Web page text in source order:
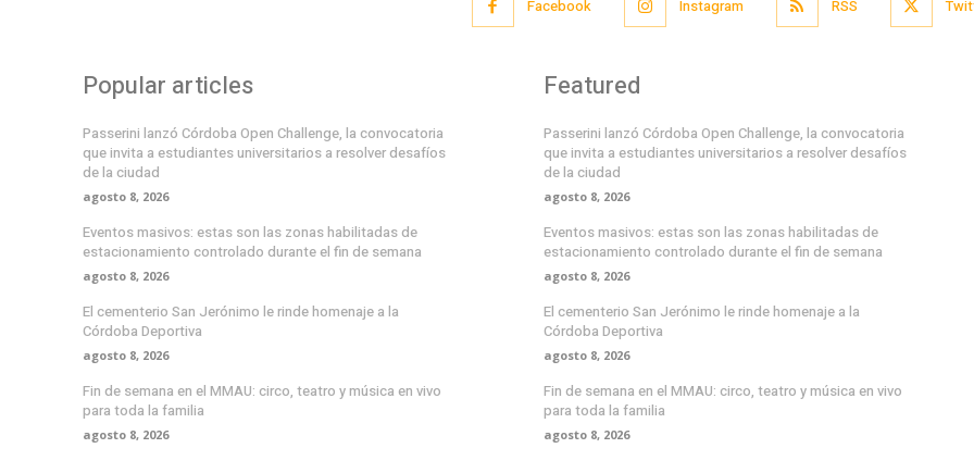
Facebook Instagram RSS
Popular articles
Passerini lanzó Córdoba Open Challenge, la convocatoria
que invita a estudiantes universitarios a resolver desafíos
de la ciudad
agosto 8, 2026
Eventos masivos: estas son las zonas habilitadas de
estacionamiento controlado durante el fin de semana
agosto 8, 2026
El cementerio San Jerónimo le rinde homenaje a la
Córdoba Deportiva
agosto 8, 2026
Fin de semana en el MMAU: circo, teatro y música en vivo
para toda la familia
agosto 8, 2026
Featured
Passerini lanzó Córdoba Open Challenge, la convocatoria
que invita a estudiantes universitarios a resolver desafíos
de la ciudad
agosto 8, 2026
Eventos masivos: estas son las zonas habilitadas de
estacionamiento controlado durante el fin de semana
agosto 8, 2026
El cementerio San Jerónimo le rinde homenaje a la
Córdoba Deportiva
agosto 8, 2026
Fin de semana en el MMAU: circo, teatro y música en vivo
para toda la familia
agosto 8, 2026